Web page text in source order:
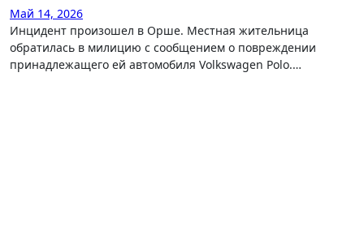
Май 14, 2026
Инцидент произошел в Орше. Местная жительница
обратилась в милицию с сообщением о повреждении
принадлежащего ей автомобиля Volkswagen Polo.…